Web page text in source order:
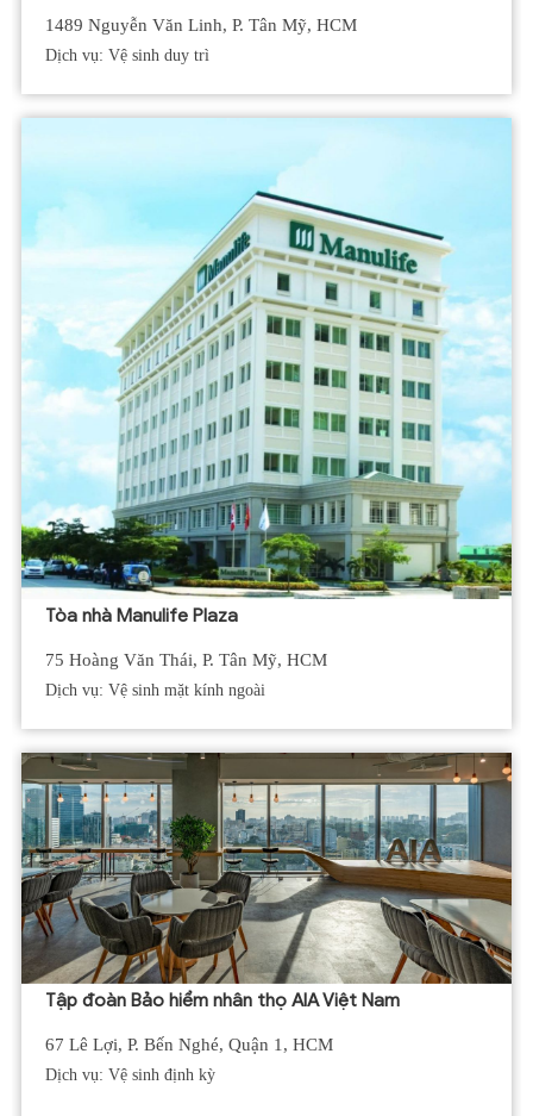
1489 Nguyễn Văn Linh, P. Tân Mỹ, HCM
Dịch vụ: Vệ sinh duy trì
Tòa nhà Manulife Plaza
75 Hoàng Văn Thái, P. Tân Mỹ, HCM
Dịch vụ: Vệ sinh mặt kính ngoài
Tập đoàn Bảo hiểm nhân thọ AIA Việt Nam
67 Lê Lợi, P. Bến Nghé, Quận 1, HCM
Dịch vụ: Vệ sinh định kỳ